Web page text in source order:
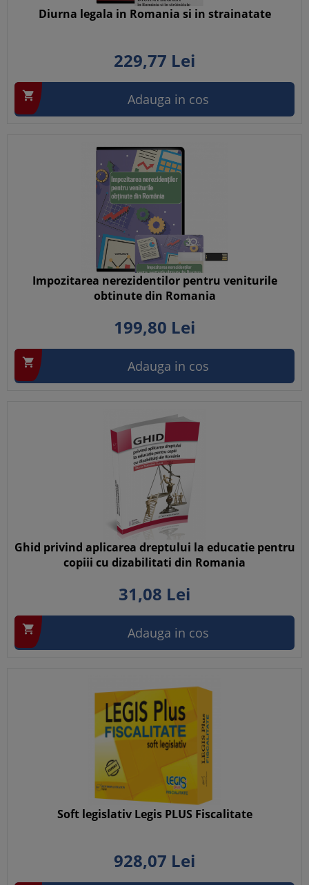
Diurna legala in Romania si in strainatate
229,77 Lei
 Adauga in cos
Impozitarea nerezidentilor pentru veniturile
obtinute din Romania
199,80 Lei
 Adauga in cos
Ghid privind aplicarea dreptului la educatie pentru
copiii cu dizabilitati din Romania
31,08 Lei
 Adauga in cos
Soft legislativ Legis PLUS Fiscalitate
928,07 Lei